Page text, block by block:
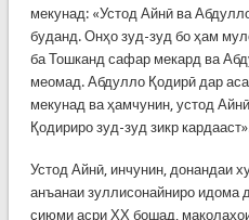
мекунад: «Устод Айнӣ ва
буданд. Онҳо зуд-зуд бо ҳам
ба Тошканд сафар мекард ва
меомад. Абдулло Қодирӣ дар
мекунад ва ҳамчунин, устод
Қодириро зуд-зуд зикр
Устод Айнӣ, инчунин, донандаи
анъанаи зуллисонайниро идома
сиюми асри ХХ бошад,